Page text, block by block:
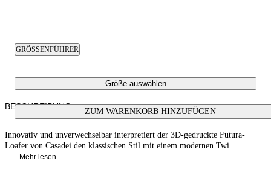
GRÖSSENFÜHRER
Größe auswählen
ZUM WARENKORB HINZUFÜGEN
BESCHREIBUNG
Innovativ und unverwechselbar interpretiert der 3D-gedruckte Futura-
Loafer von Casadei den klassischen Stil mit einem modernen Twi
... Mehr lesen